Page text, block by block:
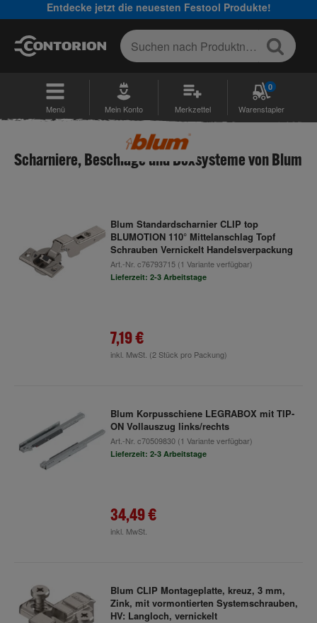
Entdecke jetzt die neuesten Festool Produkte!
Menü Mein Konto Merkzettel
0
Warenstapler
Scharniere, Beschläge und Boxsysteme von Blum
Blum Standardscharnier CLIP top
BLUMOTION 110° Mittelanschlag Topf
Schrauben Vernickelt Handelsverpackung
Art.-Nr. c76793715(1 Variante verfügbar)
Lieferzeit: 2-3 Arbeitstage
7,19 €
inkl. MwSt. (2 Stück pro Packung)
Blum Korpusschiene LEGRABOX mit TIP-
ON Vollauszug links/rechts
Art.-Nr. c70509830(1 Variante verfügbar)
Lieferzeit: 2-3 Arbeitstage
34,49 €
inkl. MwSt.
Blum CLIP Montageplatte, kreuz, 3 mm,
Zink, mit vormontierten Systemschrauben,
HV: Langloch, vernickelt